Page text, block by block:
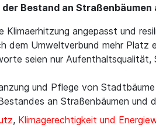
Bestand an
Klimaerhitzung angepasst und
dem Umweltverbund mehr Platz
seien nur
und Pflege von
an Straßenbäumen und
, Klimagerechtigkeit und